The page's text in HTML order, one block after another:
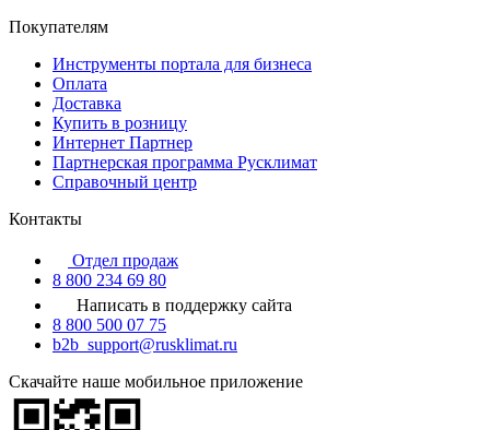
Покупателям
Инструменты портала для бизнеса
Оплата
Доставка
Купить в розницу
Интернет Партнер
Партнерская программа Русклимат
Справочный центр
Контакты
Отдел продаж
8 800 234 69 80
Написать в поддержку сайта
8 800 500 07 75
b2b_support@rusklimat.ru
Скачайте наше мобильное приложение